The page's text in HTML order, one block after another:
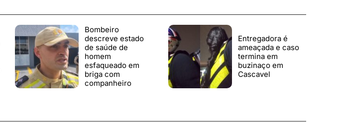
Bombeiro
descreve estado
de saúde de
homem
esfaqueado em
briga com
companheiro
Entregadora é
ameaçada e caso
termina em
buzinaço em
Cascavel